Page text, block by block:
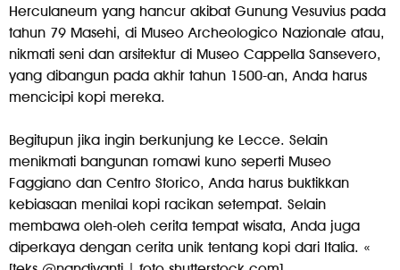
Herculaneum yang hancur akibat Gunung Vesuvius pada
tahun 79 Masehi, di Museo Archeologico Nazionale atau,
nikmati seni dan arsitektur di Museo Cappella Sansevero,
yang dibangun pada akhir tahun 1500-an, Anda harus
mencicipi kopi mereka.
Begitupun jika ingin berkunjung ke Lecce. Selain
menikmati bangunan romawi kuno seperti Museo
Faggiano dan Centro Storico, Anda harus buktikkan
kebiasaan menilai kopi racikan setempat. Selain
membawa oleh-oleh cerita tempat wisata, Anda juga
diperkaya dengan cerita unik tentang kopi dari Italia. «